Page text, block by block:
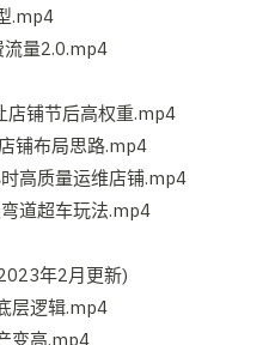
.mp4
流量2.0.mp4
店铺节后高权重.mp4
铺布局思路.mp4
时高质量运维店铺.mp4
弯道超车玩法.mp4
年2月更新)
层逻辑.mp4
变高.mp4